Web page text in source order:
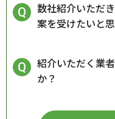
数社紹介いただ
案を受けたいと思
紹介いただく業
か？